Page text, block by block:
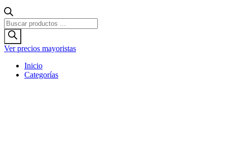
Búsqueda
de
productos
Ver precios mayoristas
Inicio
Categorías